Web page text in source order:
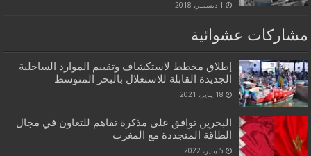
1 ديسمبر، 2018
مشاركات عشوائية
إطلاق مخطط لاستكشاف وتقييم الموارد الساحلية
الجديدة القابلة للاستغلال بالبحر المتوسط
18 يناير، 2021
البحرين توافق على مذكرة تفاهم للتعاون في مجال
الطاقة المتجددة مع المغرب
5 يناير، 2022